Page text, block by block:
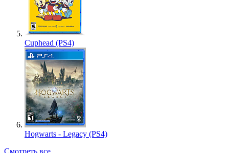
Cuphead (PS4)
Hogwarts - Legacy (PS4)
Смотреть все